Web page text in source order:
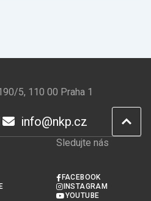
5, 110 00 Praha 1
info@nkp.cz
Sledujte nás
FACEBOOK
INSTAGRAM
YOUTUBE